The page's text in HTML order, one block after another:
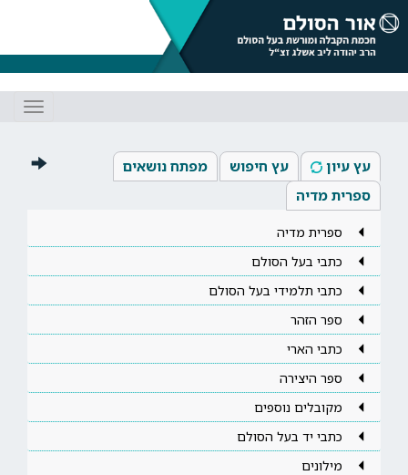
עץ עיון עץ חיפוש
מפתח נושאים
ספרית מדיה
ספרית מדיה
כתבי בעל הסולם
כתבי תלמידי בעל הסולם
ספר הזהר
כתבי הארי
ספר היצירה
מקובלים נוספים
כתבי יד בעל הסולם
מילונים